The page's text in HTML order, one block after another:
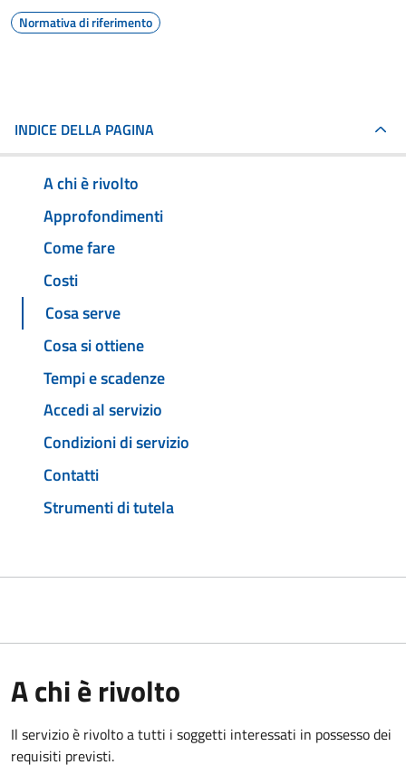
Normativa di riferimento
INDICE DELLA PAGINA
A chi è rivolto
Approfondimenti
Come fare
Costi
Cosa serve
Cosa si ottiene
Tempi e scadenze
Accedi al servizio
Condizioni di servizio
Contatti
Strumenti di tutela
A chi è rivolto
Il servizio è rivolto a tutti i soggetti interessati in possesso dei
requisiti previsti.